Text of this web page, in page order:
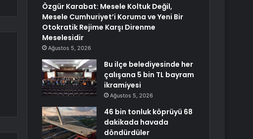
Özgür Karabat: Mesele Koltuk Değil,
Mesele Cumhuriyet’i Koruma ve Yeni Bir
Otokratik Rejime Karşı Direnme
Meselesidir
Ağustos 5, 2026
Bu ilçe belediyesinde her
çalışana 5 bin TL bayram
ikramiyesi
Ağustos 5, 2026
46 bin tonluk köprüyü 68
dakikada havada
döndürdüler